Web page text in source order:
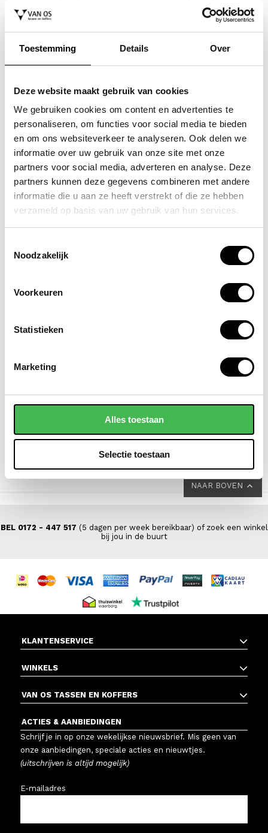
Toestemming Details Over
Deze website maakt gebruik van cookies
We gebruiken cookies om content en advertenties te
personaliseren, om functies voor social media te bieden
en om ons websiteverkeer te analyseren. Ook delen we
informatie over uw gebruik van onze site met onze
partners voor social media, adverteren en analyse. Deze
partners kunnen deze gegevens combineren met andere
informatie die u aan ze heeft verstrekt of die ze hebben
verzameld op basis van uw gebruik van hun services.
Noodzakelijk
Voorkeuren
Statistieken
Marketing
Alles toestaan
Selectie toestaan
grote schoudertas /
handtas dames birina
49,95
grote schoudertas /
handtas dames birina
49,95
POPULAIRE EN BEST VERKOCHT
grote schoudertas /
saffiano nora
koffer / trolley /
(medium) s'cure
VAN 229,00
NAAR BOVEN
BEL 0172 - 447 517 (5 dagen per week bereikbaar) of zoek een winkel
bij jou in de buurt
KLANTENSERVICE
WINKELS
VAN OS TASSEN EN KOFFERS
ACTIES & AANBIEDINGEN
Schrijf je in op onze wekelijkse nieuwsbrief. Mis geen van
onze aanbiedingen, speciale acties en nieuwtjes.
(uitschrijven is altijd mogelijk)
E-mailadres